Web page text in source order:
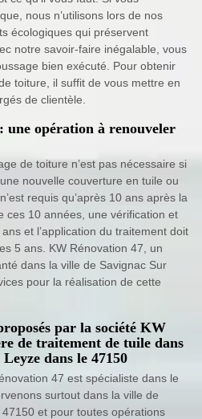
nous n’utilisons lors de nos
écologiques qui préservent
notre savoir-faire inégalable, vous
bien exécuté. Pour obtenir
toiture, il suffit de vous mettre en
de clientèle.
une opération à renouveler
de toiture n’est pas nécessaire si
nouvelle couverture en tuile ou
requis qu’après 10 ans après la
ces 10 années, une vérification et
et l’application du traitement doit
5 ans. KW Rénovation 47, un
dans la ville de Savignac Sur
pour la réalisation de cette
par la société KW
de traitement de tuile dans
dans le 47150
47 est spécialiste dans le
surtout dans la ville de
et pour toutes opérations